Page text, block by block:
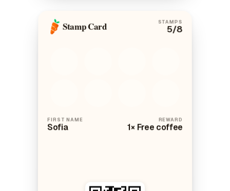
Stamp Card STAMPS
5/8
FIRST NAME
Sofia
REWARD
1× Free coffee